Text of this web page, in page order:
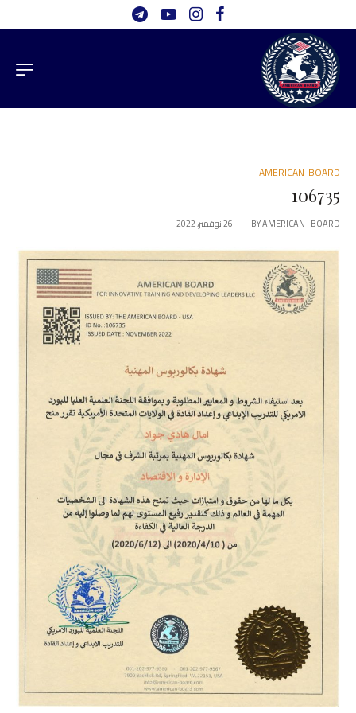
AMERICAN-BOARD
106735
BYAMERICAN_BOARD 26 نوفمبر، 2022